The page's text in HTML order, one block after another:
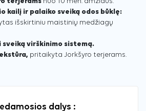
kailį ir palaiko sveiką odos būklę:
išskirtiniu maistinių medžiagų
virškinimo sistemą.
pritaikyta Jorkšyro terjerams.
dalys :